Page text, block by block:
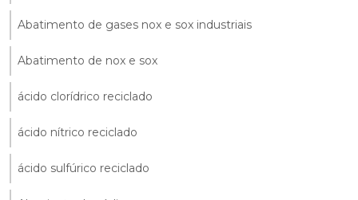
Abatimento de gases nox e sox industriais
Abatimento de nox e sox
ácido clorídrico reciclado
ácido nítrico reciclado
ácido sulfúrico reciclado